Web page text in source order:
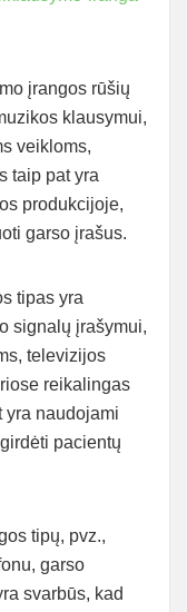
įrangos rūšių
klausymui,
veikloms,
taip pat yra
produkcijoje,
garso įrašus.
tipas yra
signalų įrašymui,
televizijos
reikalingas
yra naudojami
pacientų
tipų, pvz.,
garso
svarbūs, kad